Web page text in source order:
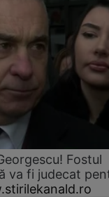
Fostul
va fi judecat